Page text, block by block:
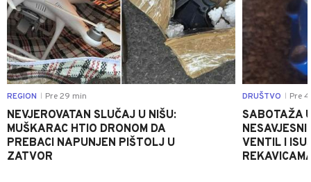
REGION Pre 29 min
NEVJEROVATAN SLUČAJ U NIŠU:
MUŠKARAC HTIO DRONOM DA
PREBACI NAPUNJEN PIŠTOLJ U
ZATVOR
DRUŠTVO Pre
SABOTAŽA
VENTIL I